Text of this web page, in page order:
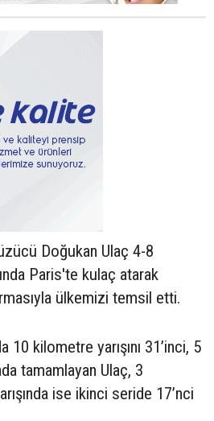
Doğukan Ulaç 4-8
Paris'te kulaç atarak
ülkemizi temsil etti.
10 kilometre yarışını 31’inci, 5
tamamlayan Ulaç, 3
ise ikinci seride 17’nci